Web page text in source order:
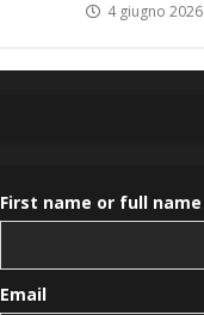
4 giugno 2026
First name or full name
Email